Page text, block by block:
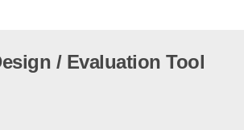
/ Evaluation Tool